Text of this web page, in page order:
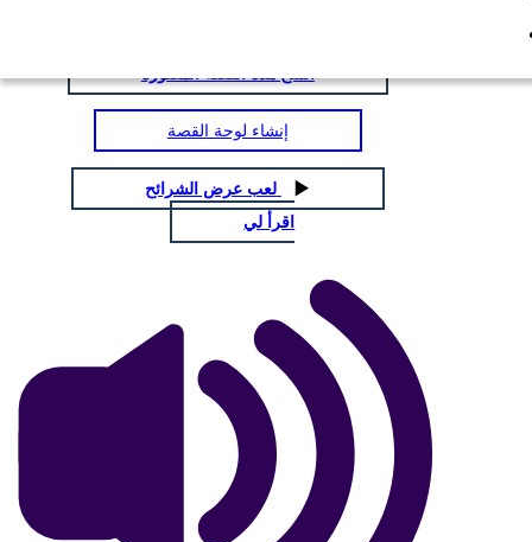
انسخ هذه القصة المصورة
إنشاء لوحة القصة
لعب عرض الشرائح
اقرأ لي